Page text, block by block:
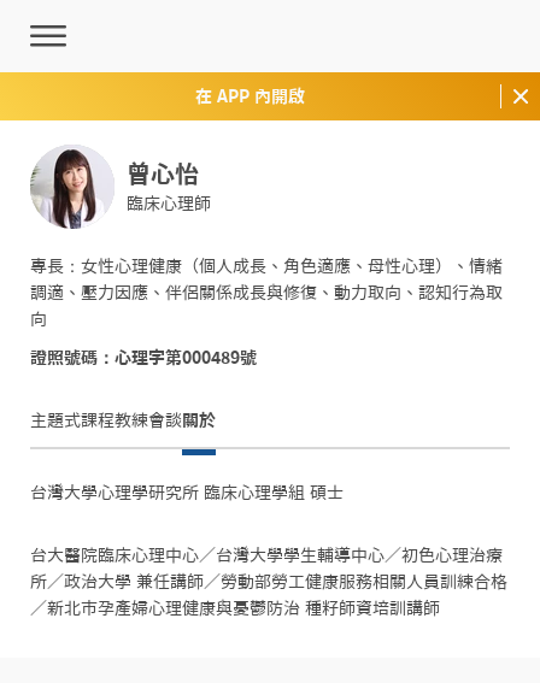
在 APP 內開啟
曾心怡
臨床心理師
專長：女性心理健康（個人成長、角色適應、母性心理）、情緒
調適、壓力因應、伴侶關係成長與修復、動力取向、認知行為取
向
證照號碼：心理字第000489號
主題式課程教練會談 關於
台灣大學心理學研究所 臨床心理學組 碩士
台大醫院臨床心理中心／台灣大學學生輔導中心／初色心理治療
所／政治大學 兼任講師／勞動部勞工健康服務相關人員訓練合格
／新北市孕產婦心理健康與憂鬱防治 種籽師資培訓講師